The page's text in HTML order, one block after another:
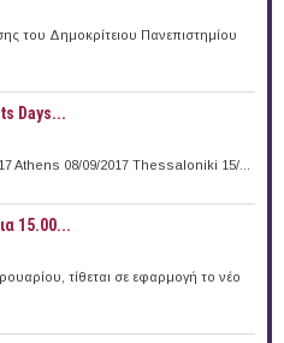
του Δημοκρίτειου Πανεπιστημίου
Days...
Athens 08/09/2017 Thessaloniki 15/...
15.00...
τίθεται σε εφαρμογή το νέο